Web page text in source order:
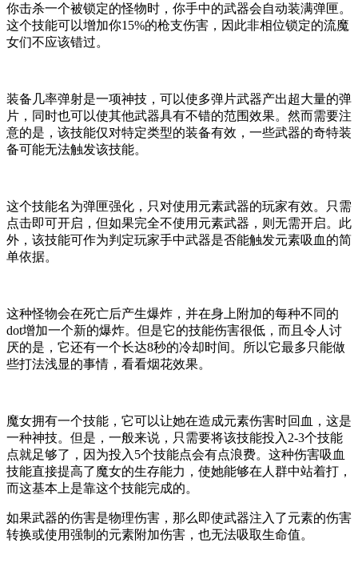
你击杀一个被锁定的怪物时，你手中的武器会自动装满弹匣。
这个技能可以增加你15%的枪支伤害，因此非相位锁定的流魔
女们不应该错过。
装备几率弹射是一项神技，可以使多弹片武器产出超大量的弹
片，同时也可以使其他武器具有不错的范围效果。然而需要注
意的是，该技能仅对特定类型的装备有效，一些武器的奇特装
备可能无法触发该技能。
这个技能名为弹匣强化，只对使用元素武器的玩家有效。只需
点击即可开启，但如果完全不使用元素武器，则无需开启。此
外，该技能可作为判定玩家手中武器是否能触发元素吸血的简
单依据。
这种怪物会在死亡后产生爆炸，并在身上附加的每种不同的
dot增加一个新的爆炸。但是它的技能伤害很低，而且令人讨
厌的是，它还有一个长达8秒的冷却时间。所以它最多只能做
些打法浅显的事情，看看烟花效果。
魔女拥有一个技能，它可以让她在造成元素伤害时回血，这是
一种神技。但是，一般来说，只需要将该技能投入2-3个技能
点就足够了，因为投入5个技能点会有点浪费。这种伤害吸血
技能直接提高了魔女的生存能力，使她能够在人群中站着打，
而这基本上是靠这个技能完成的。
如果武器的伤害是物理伤害，那么即使武器注入了元素的伤害
转换或使用强制的元素附加伤害，也无法吸取生命值。